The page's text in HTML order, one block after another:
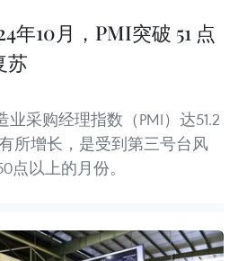
年10月，PMI突破 51 点
苏
业采购经理指数（PMI）达51.2
所增长，是受到第三号台风
点以上的月份。